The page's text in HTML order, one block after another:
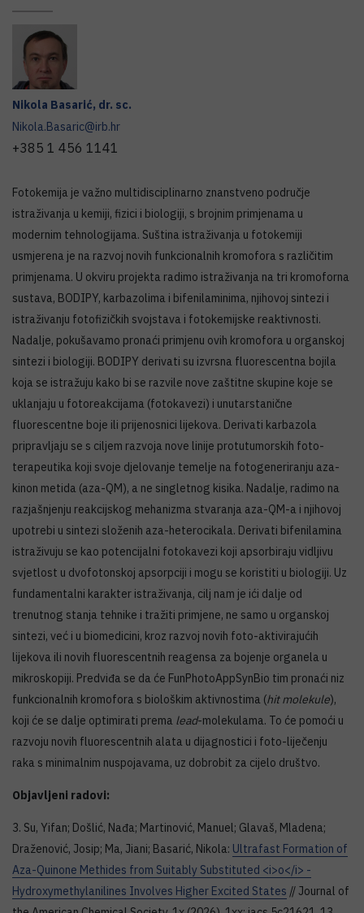
Nikola Basarić, dr. sc.
Nikola.Basaric@irb.hr
+385 1 456 1141
Fotokemija je važno multidisciplinarno znanstveno područje
istraživanja u kemiji, fizici i biologiji, s brojnim primjenama u
modernim tehnologijama. Suština istraživanja u fotokemiji
usmjerena je na razvoj novih funkcionalnih kromofora s različitim
primjenama. U okviru projekta radimo istraživanja na tri kromoforna
sustava, BODIPY, karbazolima i bifenilaminima, njihovoj sintezi i
istraživanju fotofizičkih svojstava i fotokemijske reaktivnosti.
Nadalje, pokušavamo pronaći primjenu ovih kromofora u organskoj
sintezi i biologiji. BODIPY derivati su izvrsna fluorescentna bojila
koja se istražuju kako bi se razvile nove zaštitne skupine koje se
uklanjaju u fotoreakcijama (fotokavezi) i unutarstanične
fluorescentne boje ili prijenosnici lijekova. Derivati karbazola
pripravljaju se s ciljem razvoja nove linije protutumorskih foto-
terapeutika koji svoje djelovanje temelje na fotogeneriranju aza-
kinon metida (aza-QM), a ne singletnog kisika. Nadalje, radimo na
razjašnjenju reakcijskog mehanizma stvaranja aza-QM-a i njihovoj
upotrebi u sintezi složenih aza-heterocikala. Derivati bifenilamina
istraživuju se kao potencijalni fotokavezi koji apsorbiraju vidljivu
svjetlost u dvofotonskoj apsorpciji i mogu se koristiti u biologiji. Uz
fundamentalni karakter istraživanja, cilj nam je ići dalje od
trenutnog stanja tehnike i tražiti primjene, ne samo u organskoj
sintezi, već i u biomedicini, kroz razvoj novih foto-aktivirajućih
lijekova ili novih fluorescentnih reagensa za bojenje organela u
mikroskopiji. Predviđa se da će FunPhotoAppSynBio tim pronaći niz
funkcionalnih kromofora s biološkim aktivnostima (hit molekule),
koji će se dalje optimirati prema lead-molekulama. To će pomoći u
razvoju novih fluorescentnih alata u dijagnostici i foto-liječenju
raka s minimalnim nuspojavama, uz dobrobit za cijelo društvo.
Objavljeni radovi:
3. Su, Yifan; Došlić, Nađa; Martinović, Manuel; Glavaš, Mladena;
Draženović, Josip; Ma, Jiani; Basarić, Nikola: Ultrafast Formation of
Aza-Quinone Methides from Suitably Substituted <i>o</i> -
Hydroxymethylanilines Involves Higher Excited States // Journal of